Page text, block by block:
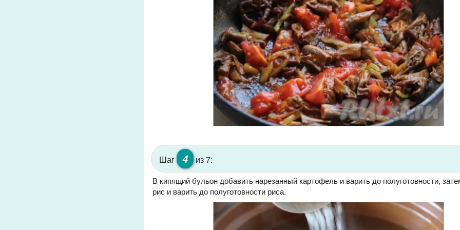
Шаг 4 из 7:
В кипящий бульон добавить нарезанный картофель и варить до полуготовности,
рис и варить до полуготовности риса.